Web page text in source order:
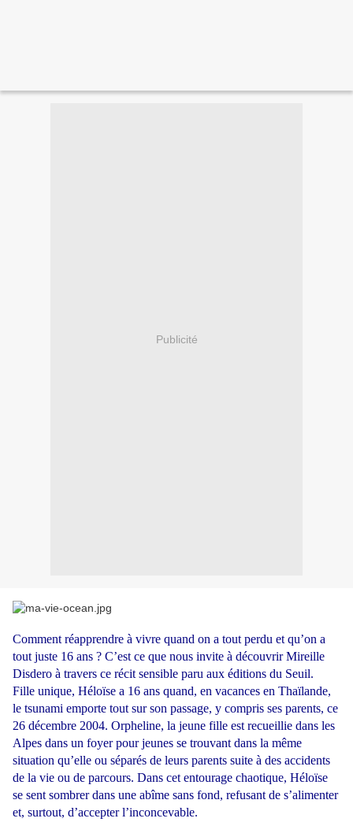
Publicité
Comment réapprendre à vivre quand on a tout perdu et qu’on a
tout juste 16 ans ? C’est ce que nous invite à découvrir Mireille
Disdero à travers ce récit sensible paru aux éditions du Seuil.
Fille unique, Héloïse a 16 ans quand, en vacances en Thaïlande,
le tsunami emporte tout sur son passage, y compris ses parents, ce
26 décembre 2004. Orpheline, la jeune fille est recueillie dans les
Alpes dans un foyer pour jeunes se trouvant dans la même
situation qu’elle ou séparés de leurs parents suite à des accidents
de la vie ou de parcours. Dans cet entourage chaotique, Héloïse
se sent sombrer dans une abîme sans fond, refusant de s’alimenter
et, surtout, d’accepter l’inconcevable.